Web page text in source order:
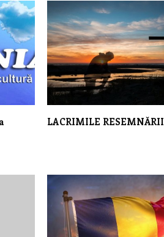
LACRIMILE RESEMNĂRII